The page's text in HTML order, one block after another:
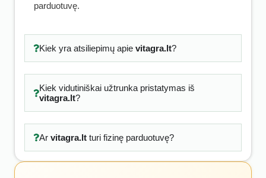
parduotuvę.
Kiek yra atsiliepimų apie vitagra.lt?
Kiek vidutiniškai užtrunka pristatymas iš
vitagra.lt?
Ar vitagra.ltturi fizinę parduotuvę?